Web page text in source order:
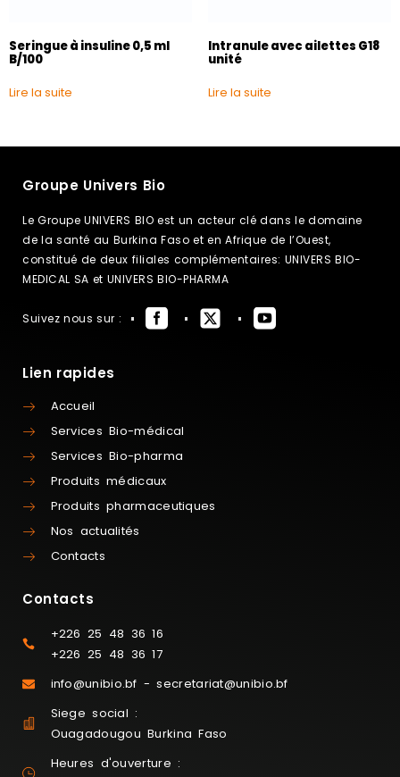
Seringue à insuline 0,5 ml
B/100
Lire la suite
Intranule avec ailettes G18
unité
Lire la suite
Groupe Univers Bio
Le Groupe UNIVERS BIO est un acteur clé dans le domaine
de la santé au Burkina Faso et en Afrique de l’Ouest,
constitué de deux filiales complémentaires: UNIVERS BIO-
MEDICAL SA et UNIVERS BIO-PHARMA
Suivez nous sur :
Lien rapides
Accueil
Services Bio-médical
Services Bio-pharma
Produits médicaux
Produits pharmaceutiques
Nos actualités
Contacts
Contacts
+226 25 48 36 16
+226 25 48 36 17
info@unibio.bf - secretariat@unibio.bf
Siege social :
Ouagadougou Burkina Faso
Heures d'ouverture :